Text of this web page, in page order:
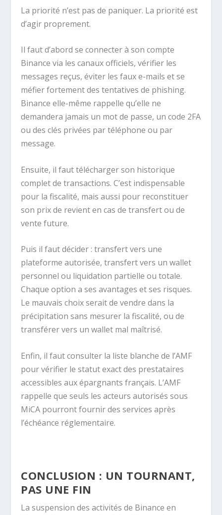
La priorité n’est pas de paniquer. La priorité est
d’agir proprement.
Il faut d’abord se connecter à son compte
Binance via les canaux officiels, vérifier les
messages reçus, éviter les faux e-mails et se
méfier fortement des tentatives de phishing.
Binance elle-même rappelle qu’elle ne
demandera jamais un mot de passe, un code 2FA
ou des clés privées par téléphone ou par
message.
Ensuite, il faut télécharger son historique
complet de transactions. C’est indispensable
pour la fiscalité, mais aussi pour reconstituer
son prix de revient en cas de transfert ou de
vente future.
Puis il faut décider : transfert vers une
plateforme autorisée, transfert vers un wallet
personnel ou liquidation partielle ou totale.
Chaque option a ses avantages et ses risques.
Le mauvais choix serait de vendre dans la
précipitation sans mesurer la fiscalité, ou de
transférer vers un wallet mal maîtrisé.
Enfin, il faut consulter la liste blanche de l’AMF
pour vérifier le statut exact des prestataires
accessibles aux épargnants français. L’AMF
rappelle que seuls les acteurs autorisés sous
MiCA pourront fournir des services après
l’échéance réglementaire.
CONCLUSION : UN TOURNANT,
PAS UNE FIN
La suspension des activités de Binance en